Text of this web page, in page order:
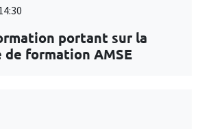
portant sur la
formation AMSE